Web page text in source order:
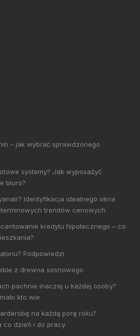
– jak wybrać sprawdzonego
systemy? Jak wyposażyć
biuro?
Identyfikacja idealnego okna
trendów cenowych
kredytu hipotecznego – co
Podpowiedzi
z drewna sosnowego
pachnie inaczej u każdej osoby?
kto wie
na każdą porę roku?
co dzień i do pracy